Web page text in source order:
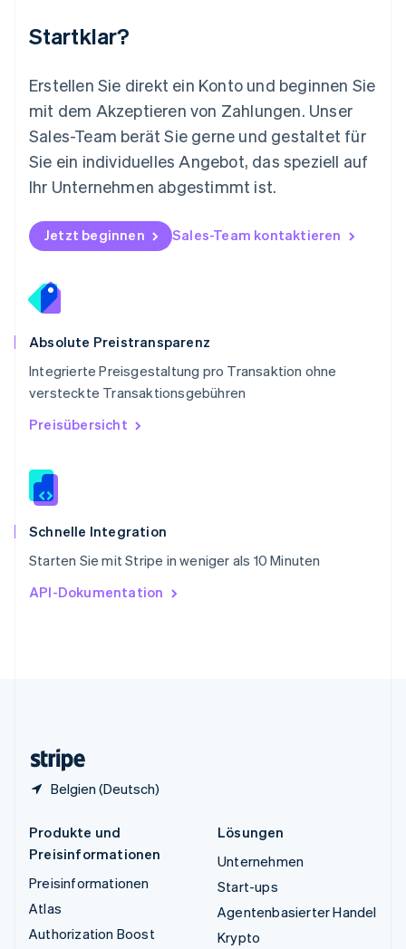
Startklar?
Erstellen Sie direkt ein Konto und beginnen Sie
mit dem Akzeptieren von Zahlungen. Unser
Sales-Team berät Sie gerne und gestaltet für
Sie ein individuelles Angebot, das speziell auf
Ihr Unternehmen abgestimmt ist.
Jetzt beginnen Sales-Team kontaktieren
Absolute Preistransparenz
Integrierte Preisgestaltung pro Transaktion ohne
versteckte Transaktionsgebühren
Preisübersicht
Schnelle Integration
Starten Sie mit Stripe in weniger als 10 Minuten
API-Dokumentation
Belgien (Deutsch)
Nederlands English
Norwegen
Österreich
Polen
English
Portugal
Português English
Rumänien
Schweden
Svenska English
Deutsch
Singapur
English
Slowakei
Slowenien
EnglishItaliano
Sonderverwaltungsregion Hongkong,
Spanien
Thailand
ไทยEnglish
English
English
Produkte und
Preisinformationen
Preisinformationen
Atlas
Authorization Boost
Lösungen
Unternehmen
Start-ups
Agentenbasierter Handel
Krypto